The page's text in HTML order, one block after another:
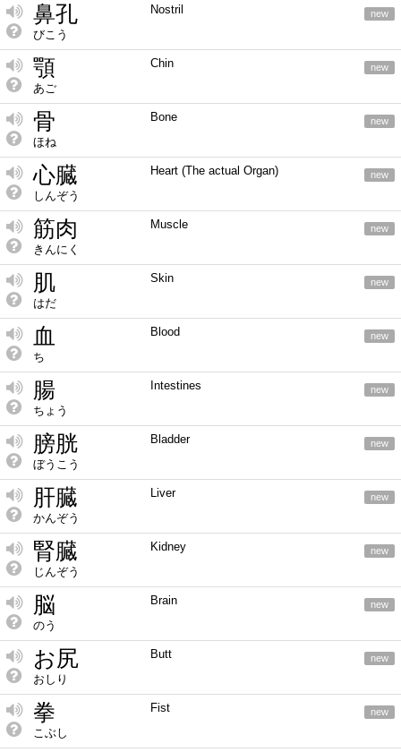
鼻孔
びこう
Nostril new
顎
あご
Chin new
骨
ほね
Bone new
心臓
しんぞう
Heart (The actual Organ) new
筋肉
きんにく
Muscle new
肌
はだ
Skin new
血
ち
Blood new
腸
ちょう
Intestines new
膀胱
ぼうこう
Bladder new
肝臓
かんぞう
Liver new
腎臓
じんぞう
Kidney new
脳
のう
Brain new
お尻
おしり
Butt new
拳
こぶし
Fist new